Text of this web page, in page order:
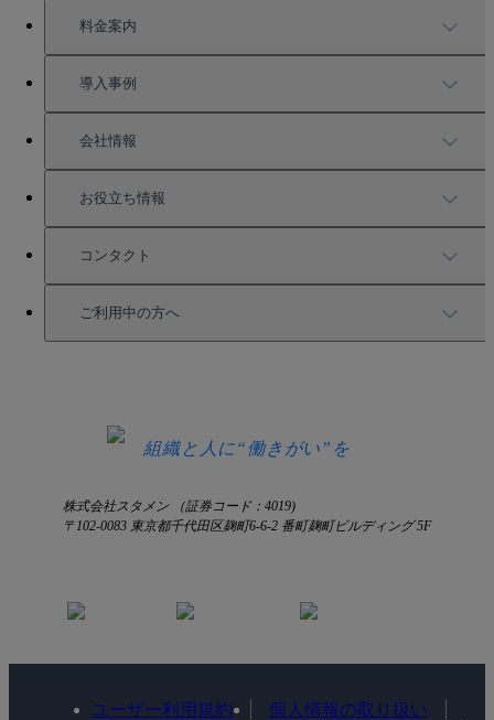
TUNAGの特徴
機能一覧
充実したサポート
料金案内
料金案内
導入事例
導入事例
活用方法
会社情報
会社情報
お役立ち情報
お役立ち資料一覧
セミナー情報
コンタクト
サービス資料請求
ご利用中の方へ
組織と人に“働きがい”を
株式会社スタメン （証券コード：4019)
〒102-0083 東京都千代田区麹町6-6-2 番町麹町ビルディング 5F
ユーザー利用規約
個人情報の取り扱い